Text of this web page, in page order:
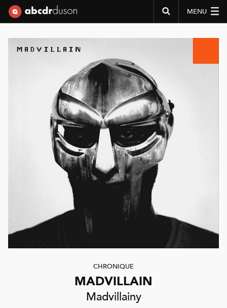
MENU
CHRONIQUE
MADVILLAIN
Madvillainy